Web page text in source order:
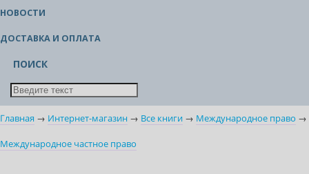
НОВОСТИ
ДОСТАВКА И ОПЛАТА
ПОИСК
Главная → Интернет-магазин → Все книги → Международное право →
Международное частное право